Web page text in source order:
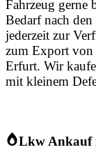
Fahrzeug gerne
Bedarf nach
jederzeit zur
zum Export von
Erfurt. Wir
mit kleinem
Lkw Ankauf